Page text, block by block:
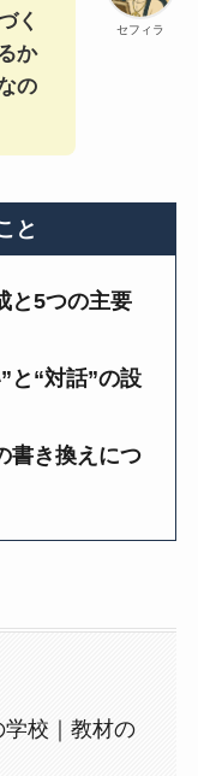
セフィラ
く
か
の
と
と5つの主要
と“対話”の設
書き換えにつ
校｜教材の